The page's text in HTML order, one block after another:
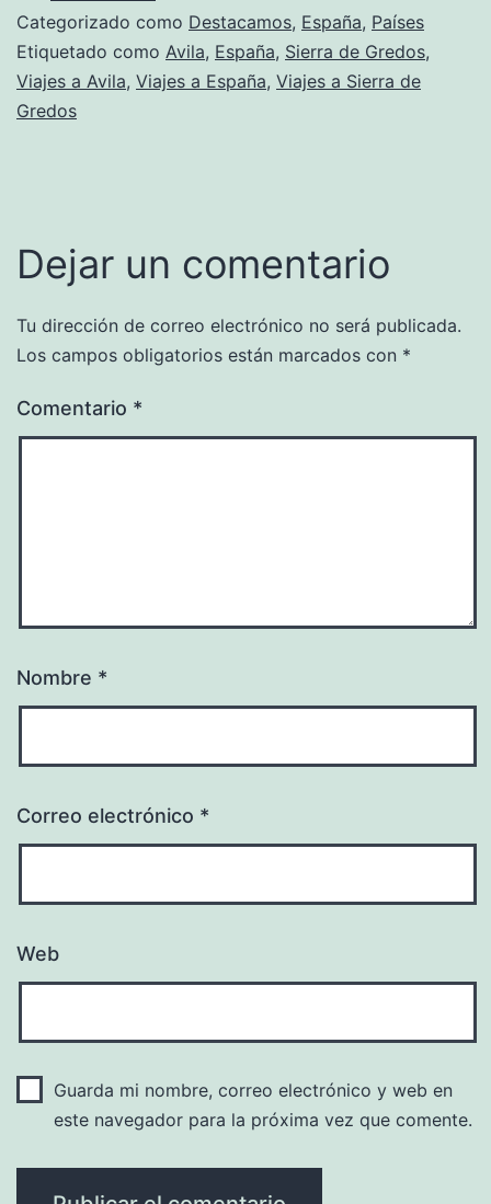
Categorizado como Destacamos, España, Países
Etiquetado como Avila, España, Sierra de Gredos,
Viajes a Avila, Viajes a España, Viajes a Sierra de
Gredos
Dejar un comentario
Tu dirección de correo electrónico no será publicada.
Los campos obligatorios están marcados con *
Comentario *
Nombre *
Correo electrónico *
Web
Guarda mi nombre, correo electrónico y web en
este navegador para la próxima vez que comente.